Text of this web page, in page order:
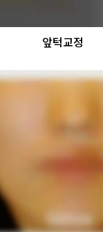
앞턱교정